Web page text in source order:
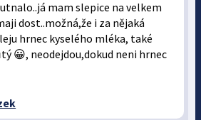
mam slepice na velkem
dost..možná,že i za nějaká
hrnec kyselého mléka, také
😀, neodejdou,dokud neni hrnec